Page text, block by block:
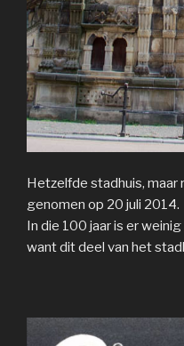
Hetzelfde stadhuis, maar
genomen op 20 juli 2014.
In die 100 jaar is er
want dit deel van het